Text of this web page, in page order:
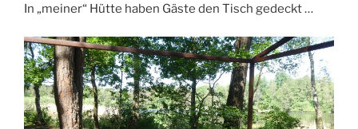
In „meiner“ Hütte haben Gäste den Tisch gedeckt …